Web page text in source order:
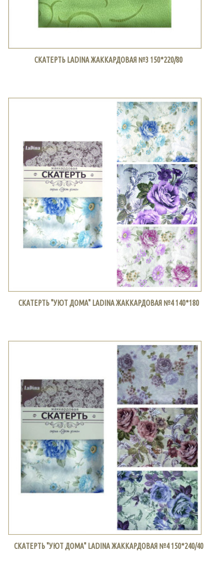
СКАТЕРТЬ LADINA ЖАККАРДОВАЯ №3 150*220/80
СКАТЕРТЬ "УЮТ ДОМА" LADINA ЖАККАРДОВАЯ №4 140*180
СКАТЕРТЬ "УЮТ ДОМА" LADINA ЖАККАРДОВАЯ №4 150*240/40